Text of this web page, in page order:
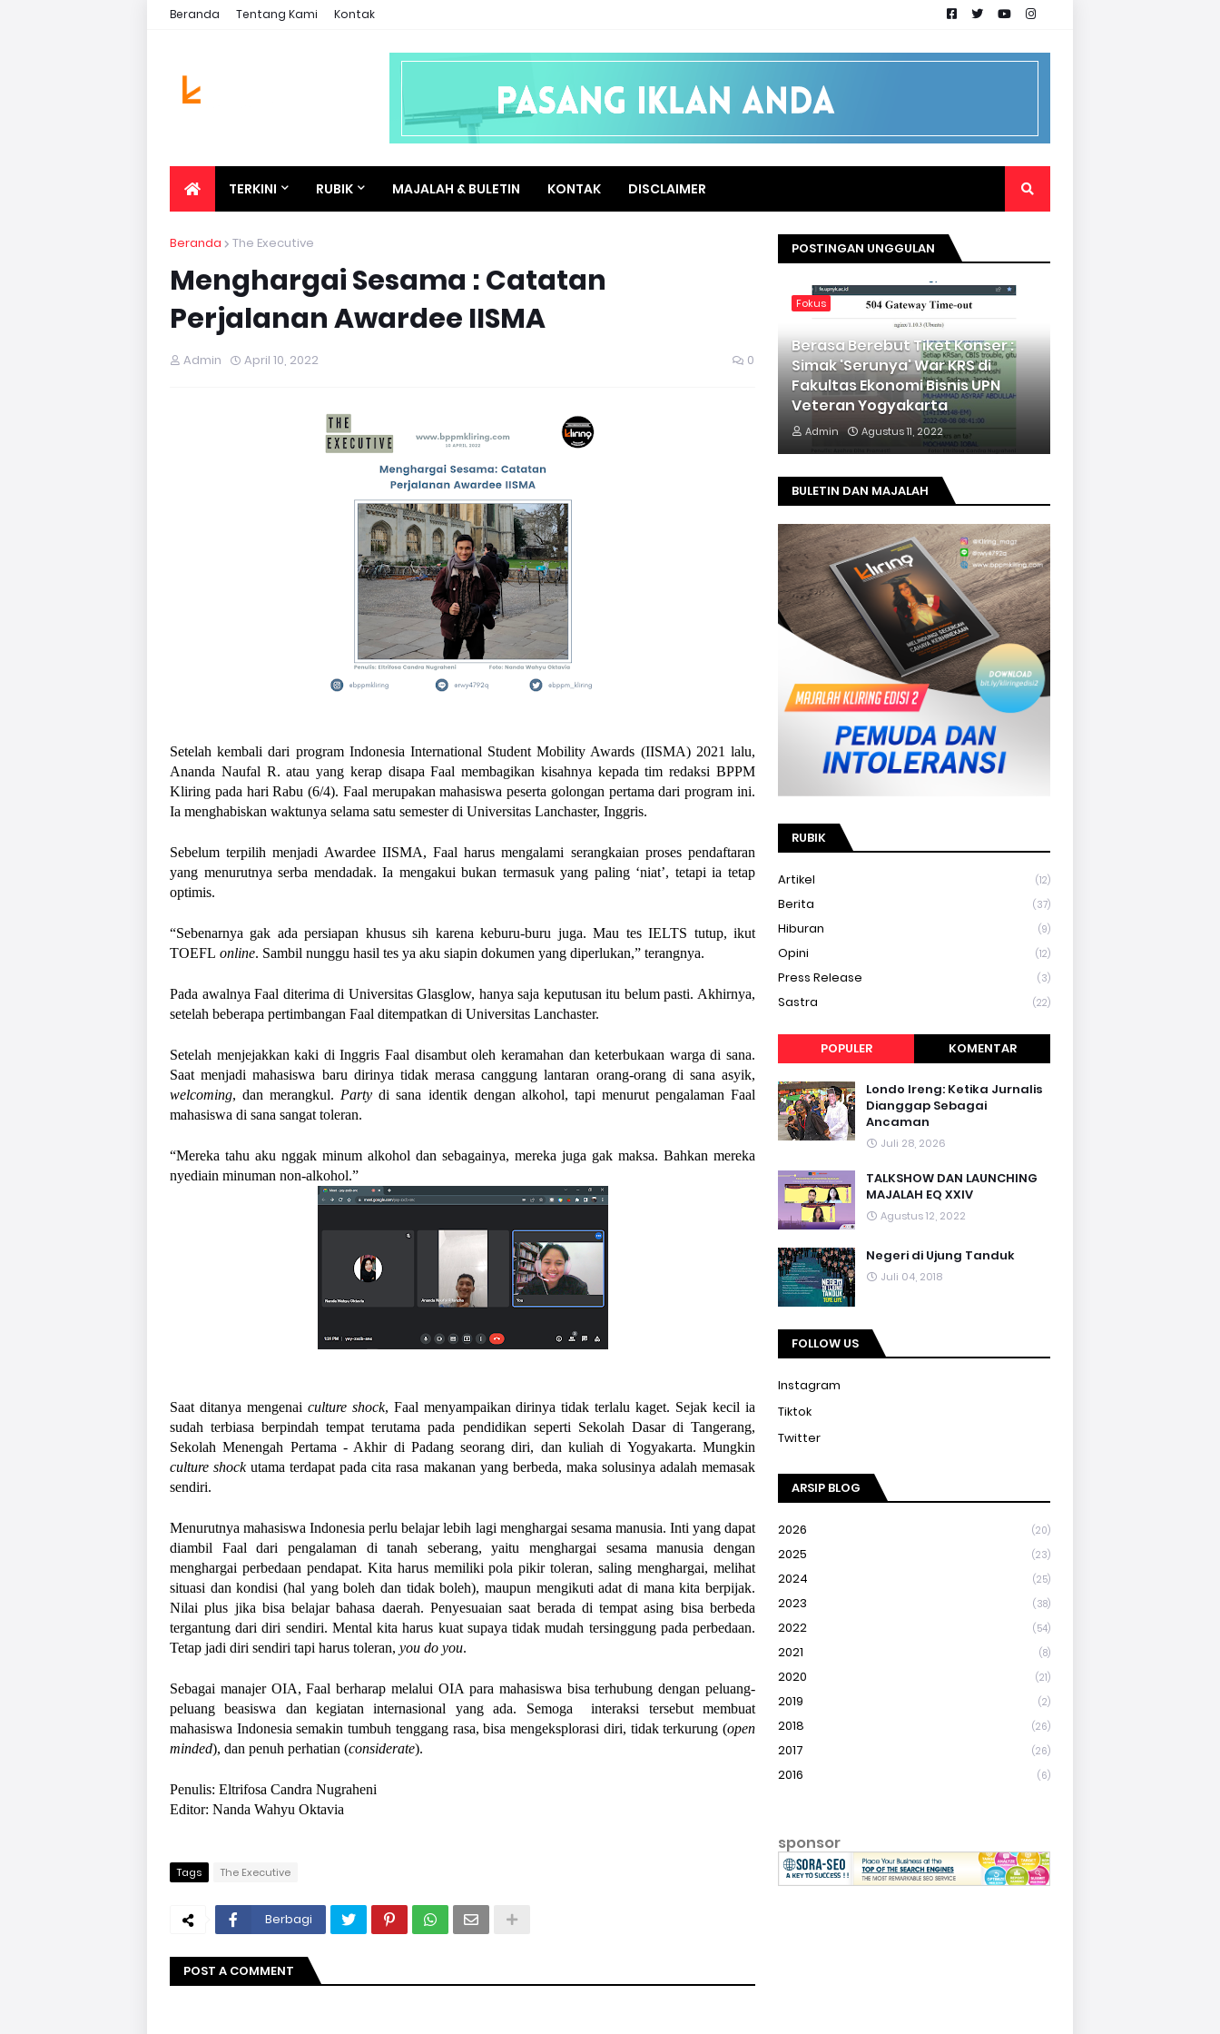
Beranda Tentang Kami Kontak
TERKINI RUBIK MAJALAH & BULETIN KONTAK DISCLAIMER
Beranda The Executive
Menghargai Sesama : Catatan
Perjalanan Awardee IISMA
Admin April 10, 2022 0
Setelah kembali dari program Indonesia International Student Mobility Awards (IISMA) 2021 lalu,
Ananda Naufal R. atau yang kerap disapa Faal membagikan kisahnya kepada tim redaksi BPPM
Kliring pada hari Rabu (6/4). Faal merupakan mahasiswa peserta golongan pertama dari program ini.
Ia menghabiskan waktunya selama satu semester di Universitas Lanchaster, Inggris.
Sebelum terpilih menjadi Awardee IISMA, Faal harus mengalami serangkaian proses pendaftaran
yang menurutnya serba mendadak. Ia mengakui bukan termasuk yang paling ‘niat’, tetapi ia tetap
optimis.
“Sebenarnya gak ada persiapan khusus sih karena keburu-buru juga. Mau tes IELTS tutup, ikut
TOEFL online. Sambil nunggu hasil tes ya aku siapin dokumen yang diperlukan,” terangnya.
Pada awalnya Faal diterima di Universitas Glasglow, hanya saja keputusan itu belum pasti. Akhirnya,
setelah beberapa pertimbangan Faal ditempatkan di Universitas Lanchaster.
Setelah menjejakkan kaki di Inggris Faal disambut oleh keramahan dan keterbukaan warga di sana.
welcoming, dan merangkul. Party di sana identik dengan alkohol, tapi menurut pengalaman Faal
mahasiswa di sana sangat toleran.
“Mereka tahu aku nggak minum alkohol dan sebagainya, mereka juga gak maksa. Bahkan mereka
nyediain minuman non-alkohol.”
Saat ditanya mengenai culture shock, Faal menyampaikan dirinya tidak terlalu kaget. Sejak kecil ia
sudah terbiasa berpindah tempat terutama pada pendidikan seperti Sekolah Dasar di Tangerang,
culture shock utama terdapat pada cita rasa makanan yang berbeda, maka solusinya adalah memasak
sendiri.
Menurutnya mahasiswa Indonesia perlu belajar lebih lagi menghargai sesama manusia. Inti yang dapat
diambil Faal dari pengalaman di tanah seberang, yaitu menghargai sesama manusia dengan
menghargai perbedaan pendapat. Kita harus memiliki pola pikir toleran, saling menghargai, melihat
situasi dan kondisi (hal yang boleh dan tidak boleh), maupun mengikuti adat di mana kita berpijak.
Nilai plus jika bisa belajar bahasa daerah. Penyesuaian saat berada di tempat asing bisa berbeda
tergantung dari diri sendiri. Mental kita harus kuat supaya tidak mudah tersinggung pada perbedaan.
Tetap jadi diri sendiri tapi harus toleran, you do you.
Sebagai manajer OIA, Faal berharap melalui OIA para mahasiswa bisa terhubung dengan peluang-
peluang beasiswa dan kegiatan internasional yang ada. Semoga  interaksi tersebut membuat
mahasiswa Indonesia semakin tumbuh tenggang rasa, bisa mengeksplorasi diri, tidak terkurung (open
minded), dan penuh perhatian (considerate).
Penulis: Eltrifosa Candra Nugraheni
Editor: Nanda Wahyu Oktavia
Tags The Executive
Berbagi
POST A COMMENT
POSTINGAN UNGGULAN
Fokus
Berasa Berebut Tiket Konser :
Simak 'Serunya' War KRS di
Fakultas Ekonomi Bisnis UPN
Veteran Yogyakarta
Admin Agustus 11, 2022
BULETIN DAN MAJALAH
RUBIK
Artikel (12)
Berita (37)
Hiburan (9)
Opini (12)
Press Release (3)
Sastra (22)
POPULER KOMENTAR
Londo Ireng: Ketika Jurnalis
Dianggap Sebagai
Ancaman
Juli 28, 2026
TALKSHOW DAN LAUNCHING
MAJALAH EQ XXIV
Agustus 12, 2022
Negeri di Ujung Tanduk
Juli 04, 2018
FOLLOW US
Instagram
Tiktok
Twitter
ARSIP BLOG
2026 (20)
2025 (23)
2024 (25)
2023 (38)
2022 (54)
2021 (8)
2020 (21)
2019 (2)
2018 (26)
2017 (26)
2016 (6)
sponsor